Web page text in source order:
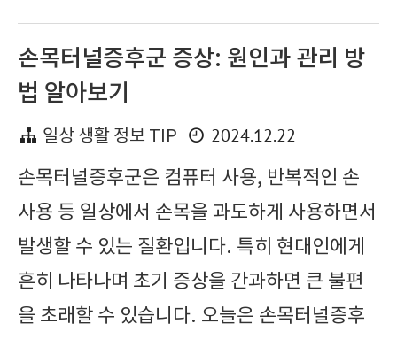
손목터널증후군 증상: 원인과 관리 방
법 알아보기
일상 생활 정보 TIP
2024.12.22
손목터널증후군은 컴퓨터 사용, 반복적인 손
사용 등 일상에서 손목을 과도하게 사용하면서
발생할 수 있는 질환입니다. 특히 현대인에게
흔히 나타나며 초기 증상을 간과하면 큰 불편
을 초래할 수 있습니다. 오늘은 손목터널증후